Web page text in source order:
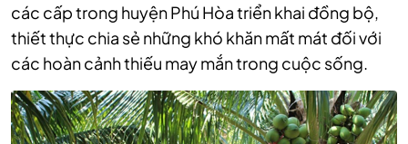
các cấp trong huyện Phú Hòa triển khai đồng bộ,
thiết thực chia sẻ những khó khăn mất mát đối với
các hoàn cảnh thiếu may mắn trong cuộc sống.